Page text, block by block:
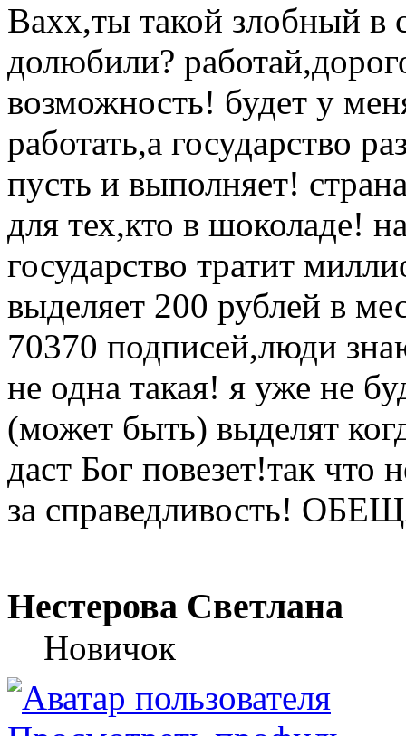
Вахх,ты такой злобный в
долюбили?
возможность! будет у
работать,а государство
пусть и выполняет!
для тех,кто в шоколаде!
государство тратит
выделяет 200 рублей в
70370 подписей,люди
не одна такая! я уже не
(может быть) выделят
даст Бог повезет!так что
за справедливость!
Нестерова Светлана
Новичок